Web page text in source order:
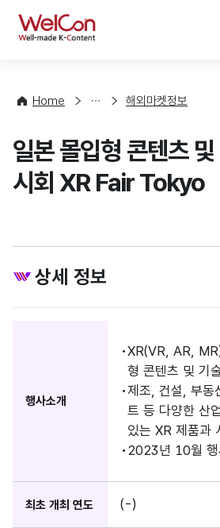
WelCon
Home
사
청
해외마켓정보
일본 몰입형 콘텐츠
시회 XR Fair Tokyo
상세 정보
행사소개
XR(VR, AR,
형 콘텐츠 및 기
제조, 건설, 부동
트 등 다양한 산
있는 XR 제품과
2023년 10월
최초 개최 연도 (-)